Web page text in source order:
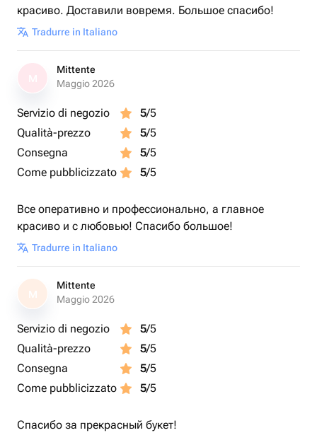
красиво. Доставили вовремя. Большое спасибо!
Tradurre in Italiano
Mittente
Maggio 2026
Servizio di negozio 5/5
Qualità-prezzo
5/5
Consegna
5/5
Come pubblicizzato
5/5
Все оперативно и профессионально, а главное
красиво и с любовью! Спасибо большое!
Tradurre in Italiano
M
Mittente
Maggio 2026
Servizio di negozio 5/5
Qualità-prezzo
5/5
Consegna
5/5
Come pubblicizzato
5/5
Спасибо за прекрасный букет!